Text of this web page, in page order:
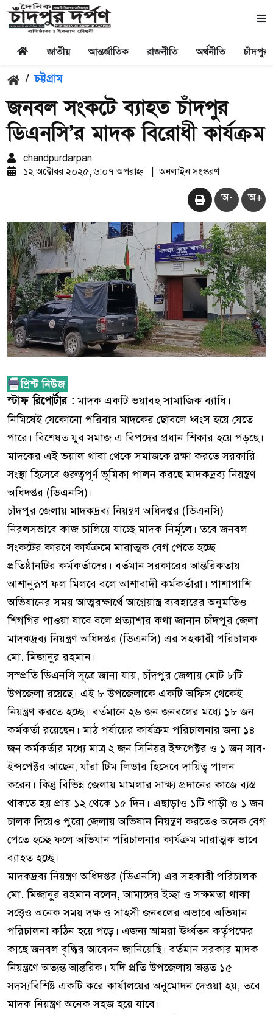
জাতীয় আন্তর্জাতিক রাজনীতি অর্থনীতি চাঁদপুর
/ চট্টগ্রাম
জনবল সংকটে ব্যাহত চাঁদপুর
ডিএনসি’র মাদক বিরোধী কার্যক্রম
chandpurdarpan
১২ অক্টোবর ২০২৫, ৬:০৭ অপরাহ্ন
অনলাইন সংস্করণ
অ- অ+
স্টাফ রিপোর্টার :মাদক একটি ভয়াবহ সামাজিক ব্যাধি।
নিমিষেই যেকোনো পরিবার মাদকের ছোবলে ধ্বংস হয়ে যেতে
পারে। বিশেষত যুব সমাজ এ বিপদের প্রধান শিকার হয়ে পড়ছে।
মাদকের এই ভয়াল থাবা থেকে সমাজকে রক্ষা করতে সরকারি
সংস্থা হিসেবে গুরুত্বপূর্ণ ভূমিকা পালন করছে মাদকদ্রব্য নিয়ন্ত্রণ
অধিদপ্তর (ডিএনসি)।
চাঁদপুর জেলায় মাদকদ্রব্য নিয়ন্ত্রণ অধিদপ্তর (ডিএনসি)
নিরলসভাবে কাজ চালিয়ে যাচ্ছে মাদক নির্মূলে। তবে জনবল
সংকটের কারণে কার্যক্রমে মারাত্মক বেগ পেতে হচ্ছে
প্রতিষ্ঠানটির কর্মকর্তাদের। বর্তমান সরকারের আন্তরিকতায়
আশানুরূপ ফল মিলবে বলে আশাবাদী কর্মকর্তারা। পাশাপাশি
অভিযানের সময় আত্মরক্ষার্থে আগ্নেয়াস্ত্র ব্যবহারের অনুমতিও
শিগগির পাওয়া যাবে বলে প্রত্যাশার কথা জানান চাঁদপুর জেলা
মাদকদ্রব্য নিয়ন্ত্রণ অধিদপ্তর (ডিএনসি) এর সহকারী পরিচালক
মো. মিজানুর রহমান।
সস্প্রতি ডিএনসি সূত্রে জানা যায়, চাঁদপুর জেলায় মোট ৮টি
উপজেলা রয়েছে। এই ৮ উপজেলাকে একটি অফিস থেকেই
নিয়ন্ত্রণ করতে হচ্ছে। বর্তমানে ২৬ জন জনবলের মধ্যে ১৮ জন
কর্মকর্তা রয়েছেন। মাঠ পর্যায়ের কার্যক্রম পরিচালনার জন্য ১৪
জন কর্মকর্তার মধ্যে মাত্র ২ জন সিনিয়র ইন্সপেক্টর ও ১ জন সাব-
ইন্সপেক্টর আছেন, যাঁরা টিম লিডার হিসেবে দায়িত্ব পালন
করেন। কিন্তু বিভিন্ন জেলায় মামলার সাক্ষ্য প্রদানের কাজে ব্যস্ত
থাকতে হয় প্রায় ১২ থেকে ১৫ দিন। এছাড়াও ১টি গাড়ী ও ১ জন
চালক দিয়েও পুরো জেলায় অভিযান নিয়ন্ত্রণ করতেও অনেক বেগ
পেতে হচ্ছে ফলে অভিযান পরিচালনার কার্যক্রম মারাত্মক ভাবে
ব্যাহত হচ্ছে।
মাদকদ্রব্য নিয়ন্ত্রণ অধিদপ্তর (ডিএনসি) এর সহকারী পরিচালক
মো. মিজানুর রহমান বলেন, আমাদের ইচ্ছা ও সক্ষমতা থাকা
সত্ত্বেও অনেক সময় দক্ষ ও সাহসী জনবলের অভাবে অভিযান
পরিচালনা কঠিন হয়ে পড়ে। এজন্য আমরা ঊর্ধ্বতন কর্তৃপক্ষের
কাছে জনবল বৃদ্ধির আবেদন জানিয়েছি। বর্তমান সরকার মাদক
নিয়ন্ত্রণে অত্যন্ত আন্তরিক। যদি প্রতি উপজেলায় অন্তত ১৫
সদস্যবিশিষ্ট একটি করে কার্যালয়ের অনুমোদন দেওয়া হয়, তবে
মাদক নিয়ন্ত্রণ অনেক সহজ হয়ে যাবে।